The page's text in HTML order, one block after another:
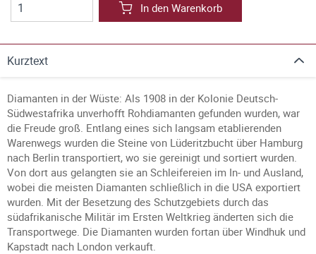
In den Warenkorb
Kurztext
Diamanten in der Wüste: Als 1908 in der Kolonie Deutsch-
Südwestafrika unverhofft Rohdiamanten gefunden wurden, war
die Freude groß. Entlang eines sich langsam etablierenden
Warenwegs wurden die Steine von Lüderitzbucht über Hamburg
nach Berlin transportiert, wo sie gereinigt und sortiert wurden.
Von dort aus gelangten sie an Schleifereien im In- und Ausland,
wobei die meisten Diamanten schließlich in die USA exportiert
wurden. Mit der Besetzung des Schutzgebiets durch das
südafrikanische Militär im Ersten Weltkrieg änderten sich die
Transportwege. Die Diamanten wurden fortan über Windhuk und
Kapstadt nach London verkauft.